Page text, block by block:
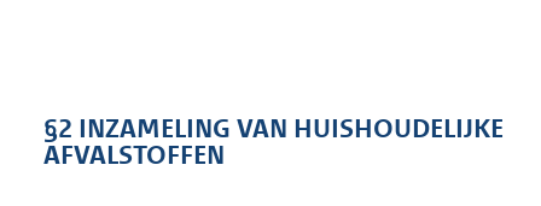
§2 INZAMELING VAN HUISHOUDELIJKE
AFVALSTOFFEN